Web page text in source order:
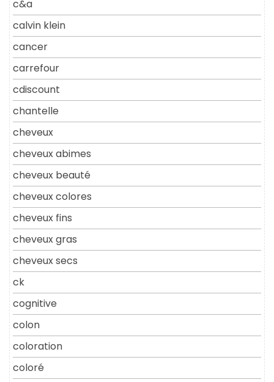
c&a
calvin klein
cancer
carrefour
cdiscount
chantelle
cheveux
cheveux abimes
cheveux beauté
cheveux colores
cheveux fins
cheveux gras
cheveux secs
ck
cognitive
colon
coloration
coloré